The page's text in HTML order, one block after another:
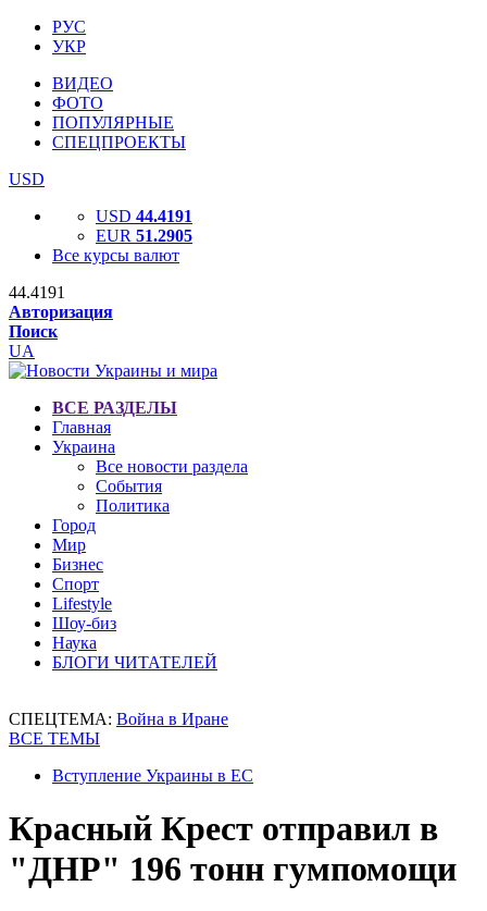
РУС
УКР
ВИДЕО
ФОТО
ПОПУЛЯРНЫЕ
СПЕЦПРОЕКТЫ
USD
USD 44.4191
EUR 51.2905
Все курсы валют
44.4191
Авторизация
Поиск
UA
ВСЕ РАЗДЕЛЫ
Главная
Украина
Все новости раздела
События
Политика
Город
Мир
Бизнес
Спорт
Lifestyle
Шоу-биз
Наука
БЛОГИ ЧИТАТЕЛЕЙ
СПЕЦТЕМА: Война в Иране
ВСЕ ТЕМЫ
Вступление Украины в ЕС
Красный Крест отправил в
"ДНР" 196 тонн гумпомощи